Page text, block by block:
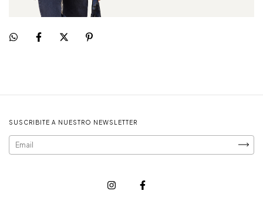
SUSCRIBITE A NUESTRO NEWSLETTER